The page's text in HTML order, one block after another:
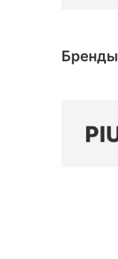
Бренды